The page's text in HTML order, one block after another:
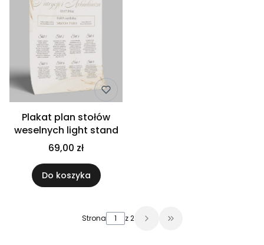
Plakat plan stołów
weselnych light stand
69,00 zł
Do koszyka
Strona z 2 Przejdź do ostatniej